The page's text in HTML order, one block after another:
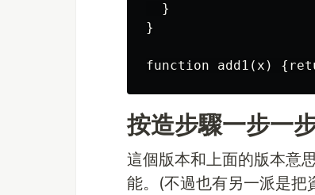
  }
}
按造步驟一步一
這個版本和上面的版本意
能。(不過也有另一派是把